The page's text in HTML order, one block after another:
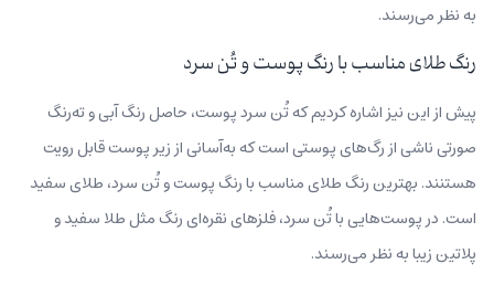
به نظر می‌رسند.
رنگ طلای مناسب با رنگ پوست و تُن سرد
پیش از این نیز اشاره کردیم که تُن سرد پوست، حاصل رنگ آبی و ته‌رنگ
صورتی ناشی از رگ‌های پوستی است که به‌آسانی از زیر پوست قابل رویت
هستنند. بهترین رنگ طلای مناسب با رنگ پوست و تُن سرد، طلای سفید
است. در پوست‌هایی با تُن سرد،‌ فلزهای نقره‌ای رنگ مثل طلا سفید و
پلاتین زیبا به نظر می‌رسند.